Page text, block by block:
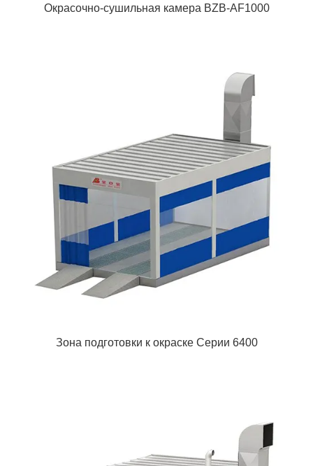
Окрасочно-сушильная камера BZB-AF1000
Зона подготовки к окраске Cерии 6400